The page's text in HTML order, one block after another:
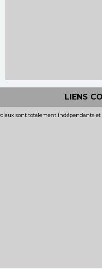
LIENS
sont totalement indépendants